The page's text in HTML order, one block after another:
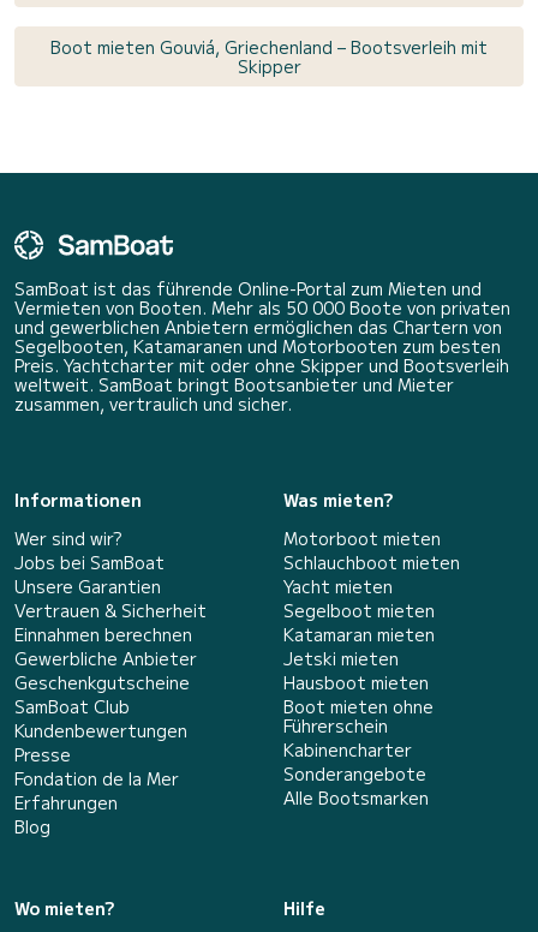
Boot mieten Gouviá, Griechenland – Bootsverleih mit
Skipper
SamBoat ist das führende Online-Portal zum Mieten und
Vermieten von Booten. Mehr als 50 000 Boote von privaten
und gewerblichen Anbietern ermöglichen das Chartern von
Segelbooten, Katamaranen und Motorbooten zum besten
Preis. Yachtcharter mit oder ohne Skipper und Bootsverleih
weltweit. SamBoat bringt Bootsanbieter und Mieter
zusammen, vertraulich und sicher.
Informationen
Wer sind wir?
Jobs bei SamBoat
Unsere Garantien
Vertrauen & Sicherheit
Einnahmen berechnen
Gewerbliche Anbieter
Geschenkgutscheine
SamBoat Club
Kundenbewertungen
Presse
Fondation de la Mer
Erfahrungen
Blog
Was mieten?
Motorboot mieten
Schlauchboot mieten
Yacht mieten
Segelboot mieten
Katamaran mieten
Jetski mieten
Hausboot mieten
Boot mieten ohne
Führerschein
Kabinencharter
Sonderangebote
Alle Bootsmarken
Wo mieten?
Hilfe